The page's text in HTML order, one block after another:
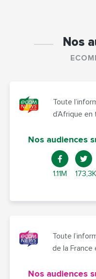
Nos
Toute
d’Afrique en
Nos audiences
1.11M 173,3K
Toute
de la France
Nos audiences